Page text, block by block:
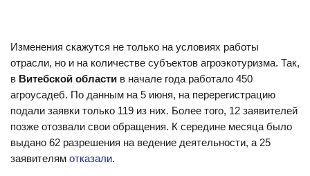
Изменения скажутся не только на условиях работы
отрасли, но и на количестве субъектов агроэкотуризма. Так,
в Витебской области в начале года работало 450
агроусадеб. По данным на 5 июня, на перерегистрацию
подали заявки только 119 из них. Более того, 12 заявителей
позже отозвали свои обращения. К середине месяца было
выдано 62 разрешения на ведение деятельности, а 25
заявителям отказали.